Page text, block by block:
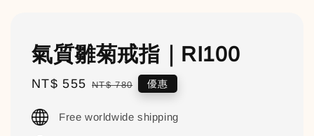
氣質雛菊戒指｜RI100
Sale
NT$ 555 Regular
NT$ 780 優惠
Free worldwide shipping